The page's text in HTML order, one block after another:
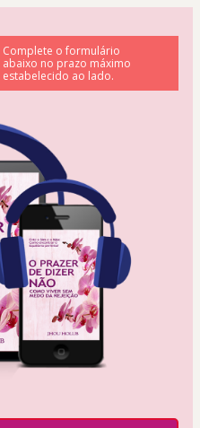
Complete o formulário
abaixo no prazo máximo
estabelecido ao lado.